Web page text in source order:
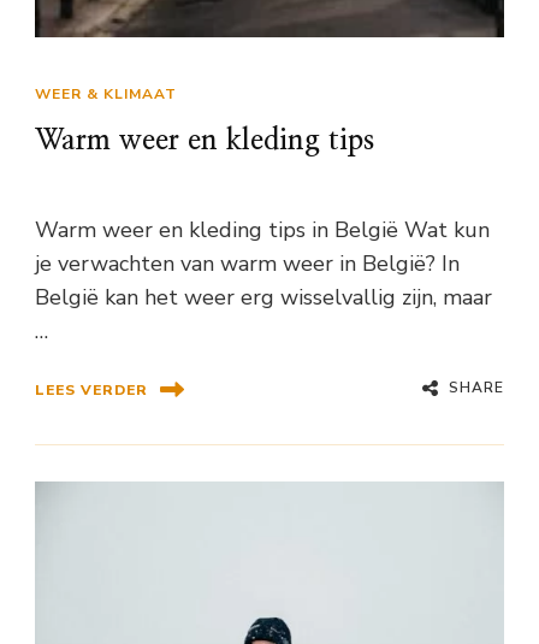
WEER & KLIMAAT
Warm weer en kleding tips
Warm weer en kleding tips in België Wat kun
je verwachten van warm weer in België? In
België kan het weer erg wisselvallig zijn, maar
…
LEES VERDER SHARE